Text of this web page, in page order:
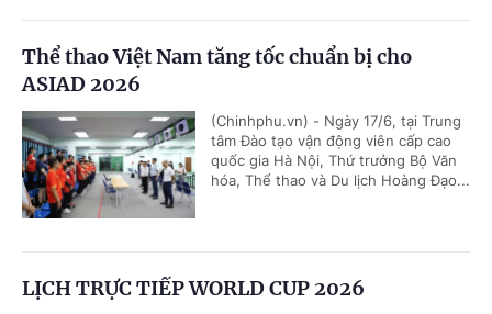
Thể thao Việt Nam tăng tốc chuẩn bị cho
ASIAD 2026
(Chinhphu.vn) - Ngày 17/6, tại Trung
tâm Đào tạo vận động viên cấp cao
quốc gia Hà Nội, Thứ trưởng Bộ Văn
hóa, Thể thao và Du lịch Hoàng Đạo...
LỊCH TRỰC TIẾP WORLD CUP 2026